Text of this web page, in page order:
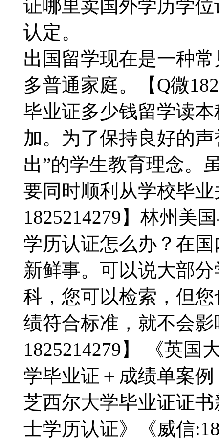
证哪里卖国外学历学
认定。
出国留学现在是一种
多普通家庭。【Q微
毕业证多少钱留学读
加。为了保持良好的
出”的学生教育理念。
要同时顺利从学校毕
1825214279】林州美
学历认证怎么办？在
新鲜事。可以说大部
科，您可以检索，但
绩符合标准，就不会
1825214279】 《英国
学毕业证＋成绩单案例
芝西尔大学毕业证证
士学历认证》《威信